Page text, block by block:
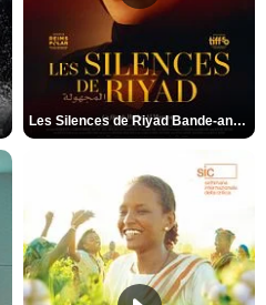
Les Silences de Riyad Bande-annonce VO STFR